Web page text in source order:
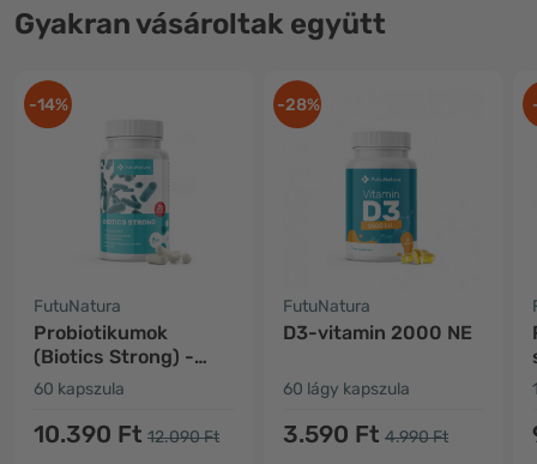
Gyakran vásároltak együtt
-14%
FutuNatura
Probiotikumok
(Biotics Strong) -
emésztőrendszer
60 kapszula
10.390 Ft 12.090 Ft
-28%
FutuNatura
D3-vitamin 2000 NE
60 lágy kapszula
3.590 Ft 4.990 Ft